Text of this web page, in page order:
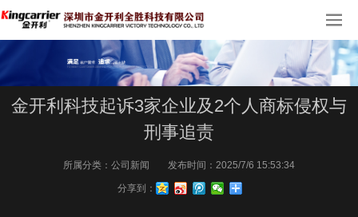
金开利科技起诉3家企业及2个人商标侵权与
刑事追责
所属分类： 公司新闻 发布时间： 2025/7/6 15:53:34
分享到：